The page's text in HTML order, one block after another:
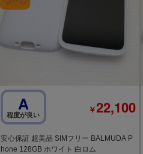
A
程度が良い ￥22,100
安心保証 超美品 SIMフリー BALMUDA P
hone 128GB ホワイト 白ロム